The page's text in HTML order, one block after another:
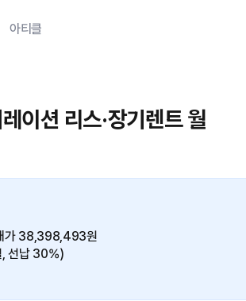
아티클
이션 리스·장기렌트 월
가 38,398,493원
선납 30%)